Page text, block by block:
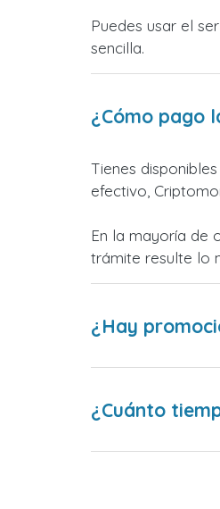
Puedes usar el
sencilla.
¿Cómo pago
Tienes
efectivo,
En la mayoría de
trámite resulte lo
¿Hay
¿Cuánto